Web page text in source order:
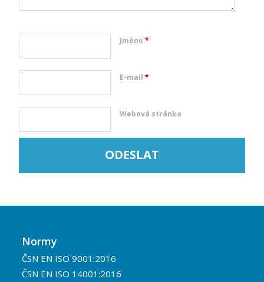
Jméno *
E-mail *
Webová stránka
Normy
ČSN EN ISO 9001:2016
ČSN EN ISO 14001:2016